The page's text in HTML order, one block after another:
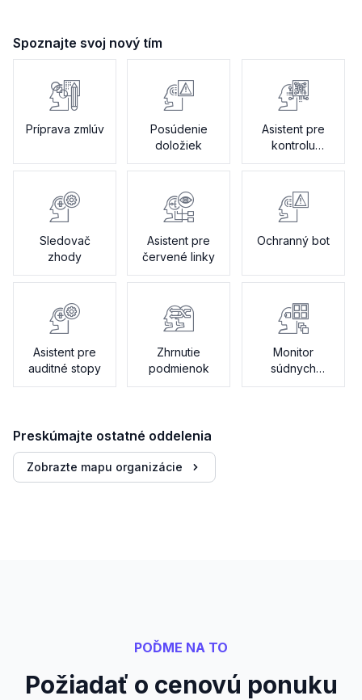
Spoznajte svoj nový tím
Príprava zmlúv
Posúdenie
doložiek
Asistent pre
kontrolu
politiky
Sledovač
zhody
Asistent pre
červené linky
Ochranný bot
Asistent pre
auditné stopy
Zhrnutie
podmienok
Monitor
súdnych
sporov
Preskúmajte ostatné oddelenia
Zobrazte mapu organizácie
POĎME NA TO
Požiadať o cenovú ponuku